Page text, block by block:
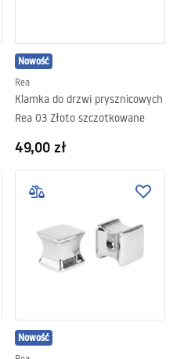
Nowość
Rea
Klamka do drzwi prysznicowych
Rea 03 Złoto szczotkowane
49,00 zł
Nowość